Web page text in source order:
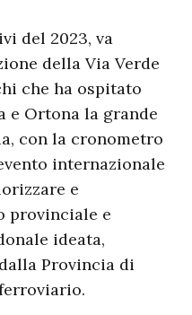
del 2023, va
della Via Verde
che ha ospitato
e Ortona la grande
con la cronometro
internazionale
e
provinciale e
ideata,
Provincia di